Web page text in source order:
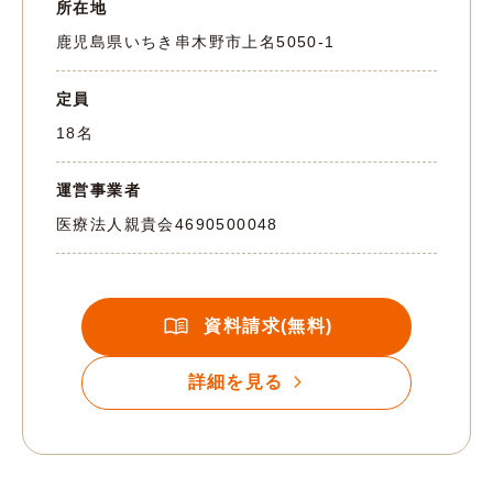
所在地
鹿児島県いちき串木野市上名5050-1
定員
18名
運営事業者
医療法人親貴会4690500048
資料請求(無料)
詳細を見る